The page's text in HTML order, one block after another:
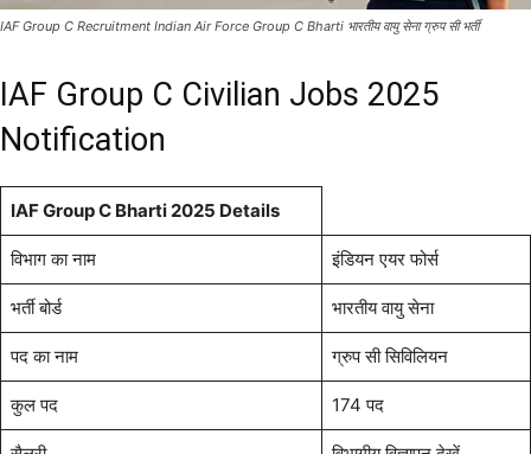
IAF Group C Recruitment Indian Air Force Group C Bharti भारतीय वायु सेना ग्रुप सी भर्ती
IAF Group C Civilian Jobs 2025
Notification
IAF Group C Bharti 2025 Details
विभाग का नाम इंडियन एयर फोर्स
भर्ती बोर्ड भारतीय वायु सेना
पद का नाम ग्रुप सी सिविलियन
कुल पद 174 पद